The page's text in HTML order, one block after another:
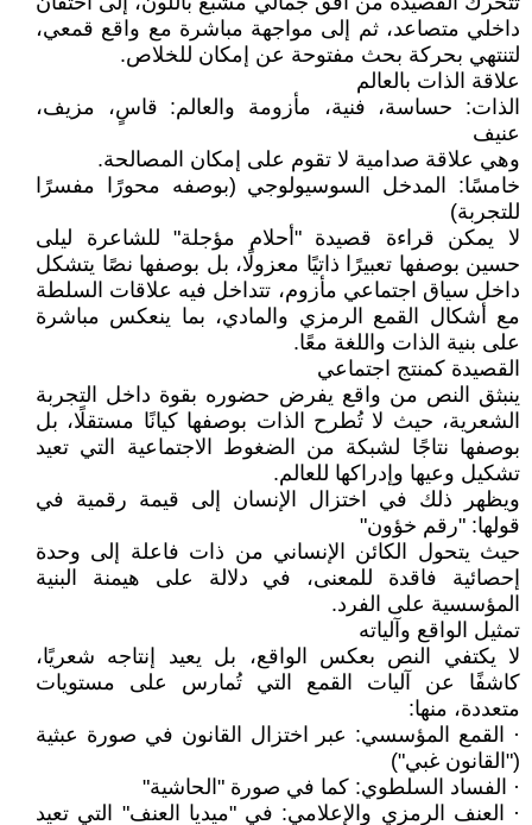
داخلي متصاعد، ثم إلى مواجهة مباشرة مع واقع قمعي،
لتنتهي بحركة بحث مفتوحة عن إمكان للخلاص.
علاقة الذات بالعالم
الذات: حساسة، فنية، مأزومة والعالم: قاسٍ، مزيف،
عنيف
وهي علاقة صدامية لا تقوم على إمكان المصالحة.
خامسًا: المدخل السوسيولوجي (بوصفه محورًا مفسرًا
للتجربة)
لا يمكن قراءة قصيدة "أحلام مؤجلة" للشاعرة ليلى
حسين بوصفها تعبيرًا ذاتيًا معزولًا، بل بوصفها نصًا يتشكل
داخل سياق اجتماعي مأزوم، تتداخل فيه علاقات السلطة
مع أشكال القمع الرمزي والمادي، بما ينعكس مباشرة
على بنية الذات واللغة معًا.
القصيدة كمنتج اجتماعي
ينبثق النص من واقع يفرض حضوره بقوة داخل التجربة
الشعرية، حيث لا تُطرح الذات بوصفها كيانًا مستقلًا، بل
بوصفها نتاجًا لشبكة من الضغوط الاجتماعية التي تعيد
تشكيل وعيها وإدراكها للعالم.
ويظهر ذلك في اختزال الإنسان إلى قيمة رقمية في
قولها: "رقم خؤون"
حيث يتحول الكائن الإنساني من ذات فاعلة إلى وحدة
إحصائية فاقدة للمعنى، في دلالة على هيمنة البنية
المؤسسية على الفرد.
تمثيل الواقع وآلياته
لا يكتفي النص بعكس الواقع، بل يعيد إنتاجه شعريًا،
كاشفًا عن آليات القمع التي تُمارس على مستويات
متعددة، منها:
· القمع المؤسسي: عبر اختزال القانون في صورة عبثية
("القانون غبي")
· الفساد السلطوي: كما في صورة "الحاشية"
· العنف الرمزي والإعلامي: في "ميديا العنف" التي تعيد